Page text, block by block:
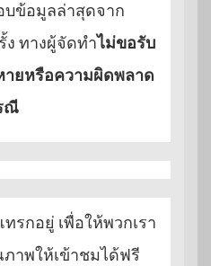
บข้อมูลล่าสุดจาก
ง ทางผู้จัดทำไม่ขอรับ
ยหรือความผิดพลาด
ณี
รกอยู่ เพื่อให้พวกเรา
าพให้เข้าชมได้ฟรี